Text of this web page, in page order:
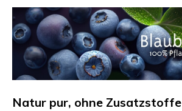
Natur pur, ohne Zusatzstoffe